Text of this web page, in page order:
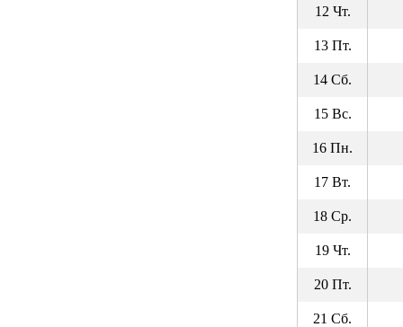
12 Чт.
13 Пт.
14 Сб.
15 Вс.
16 Пн.
17 Вт.
18 Ср.
19 Чт.
20 Пт.
21 Сб.